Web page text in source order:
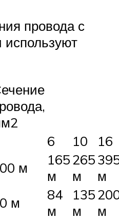
провода с
6 10
16
м
165
м
265
м
м
м
84
м
135
м
м